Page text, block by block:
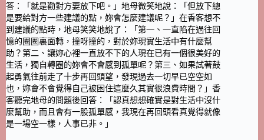
答：「就是勸對方要放下吧。」地母微笑地說：「但放下總
是要給對方一些建議的點，妳會怎麼建議呢？」在香客想不
到建議的點時，地母笑笑地說了：「第一、一直陷在過往回
憶的圈圈裏面轉，撞呀撞的，對於妳現實生活中有什麼幫
助？第二、讓妳心裡一直放不下的人現在已有一個很美好的
生活，獨自轉圈的妳會不會感到孤單呢？第三、如果試著鼓
起勇氣往前走了十步再回頭望，發現過去一切早已空空如
也，妳會不會覺得自己被困住這麼久其實很浪費時間？」香
客聽完地母的問題後回答：「認真想想確實是對生活中沒什
麼幫助，而且會有一股孤單感，我現在再回頭看真覺得就像
是一場空一樣，人事已非。」